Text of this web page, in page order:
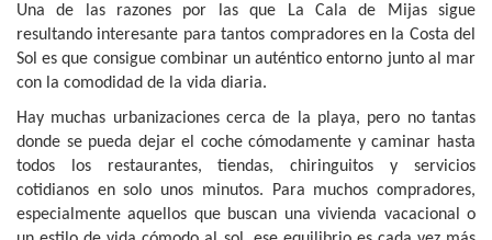
Una de las razones por las que La Cala de Mijas sigue
resultando interesante para tantos compradores en la Costa del
Sol es que consigue combinar un auténtico entorno junto al mar
con la comodidad de la vida diaria.
Hay muchas urbanizaciones cerca de la playa, pero no tantas
donde se pueda dejar el coche cómodamente y caminar hasta
todos los restaurantes, tiendas, chiringuitos y servicios
cotidianos en solo unos minutos. Para muchos compradores,
especialmente aquellos que buscan una vivienda vacacional o